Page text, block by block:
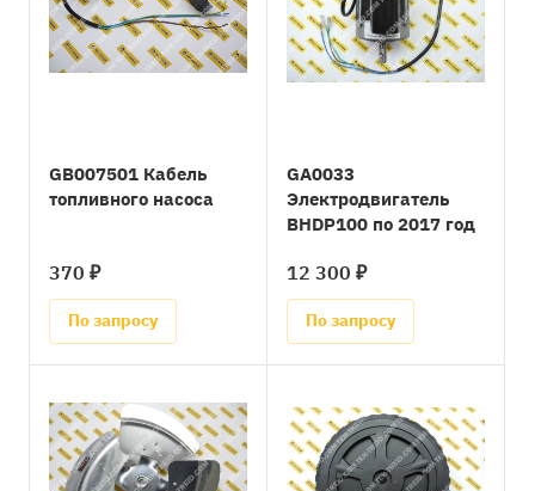
GB007501 Кабель
топливного насоса
370 ₽
По запросу
GA0033
Электродвигатель
BHDP100 по 2017 год
12 300 ₽
По запросу